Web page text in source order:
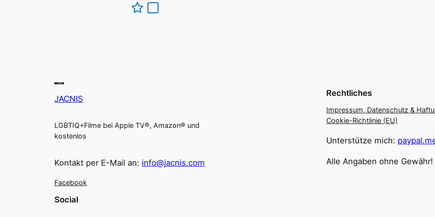
JACNIS
LGBTIQ+Filme bei Apple TV®, Amazon® und
kostenlos
Kontakt per E-Mail an: info@jacnis.com
Facebook
Social
Rechtliches
Impressum, Datenschutz &
Cookie-Richtlinie (EU)
Unterstütze mich:
Alle Angaben ohne Gewähr!